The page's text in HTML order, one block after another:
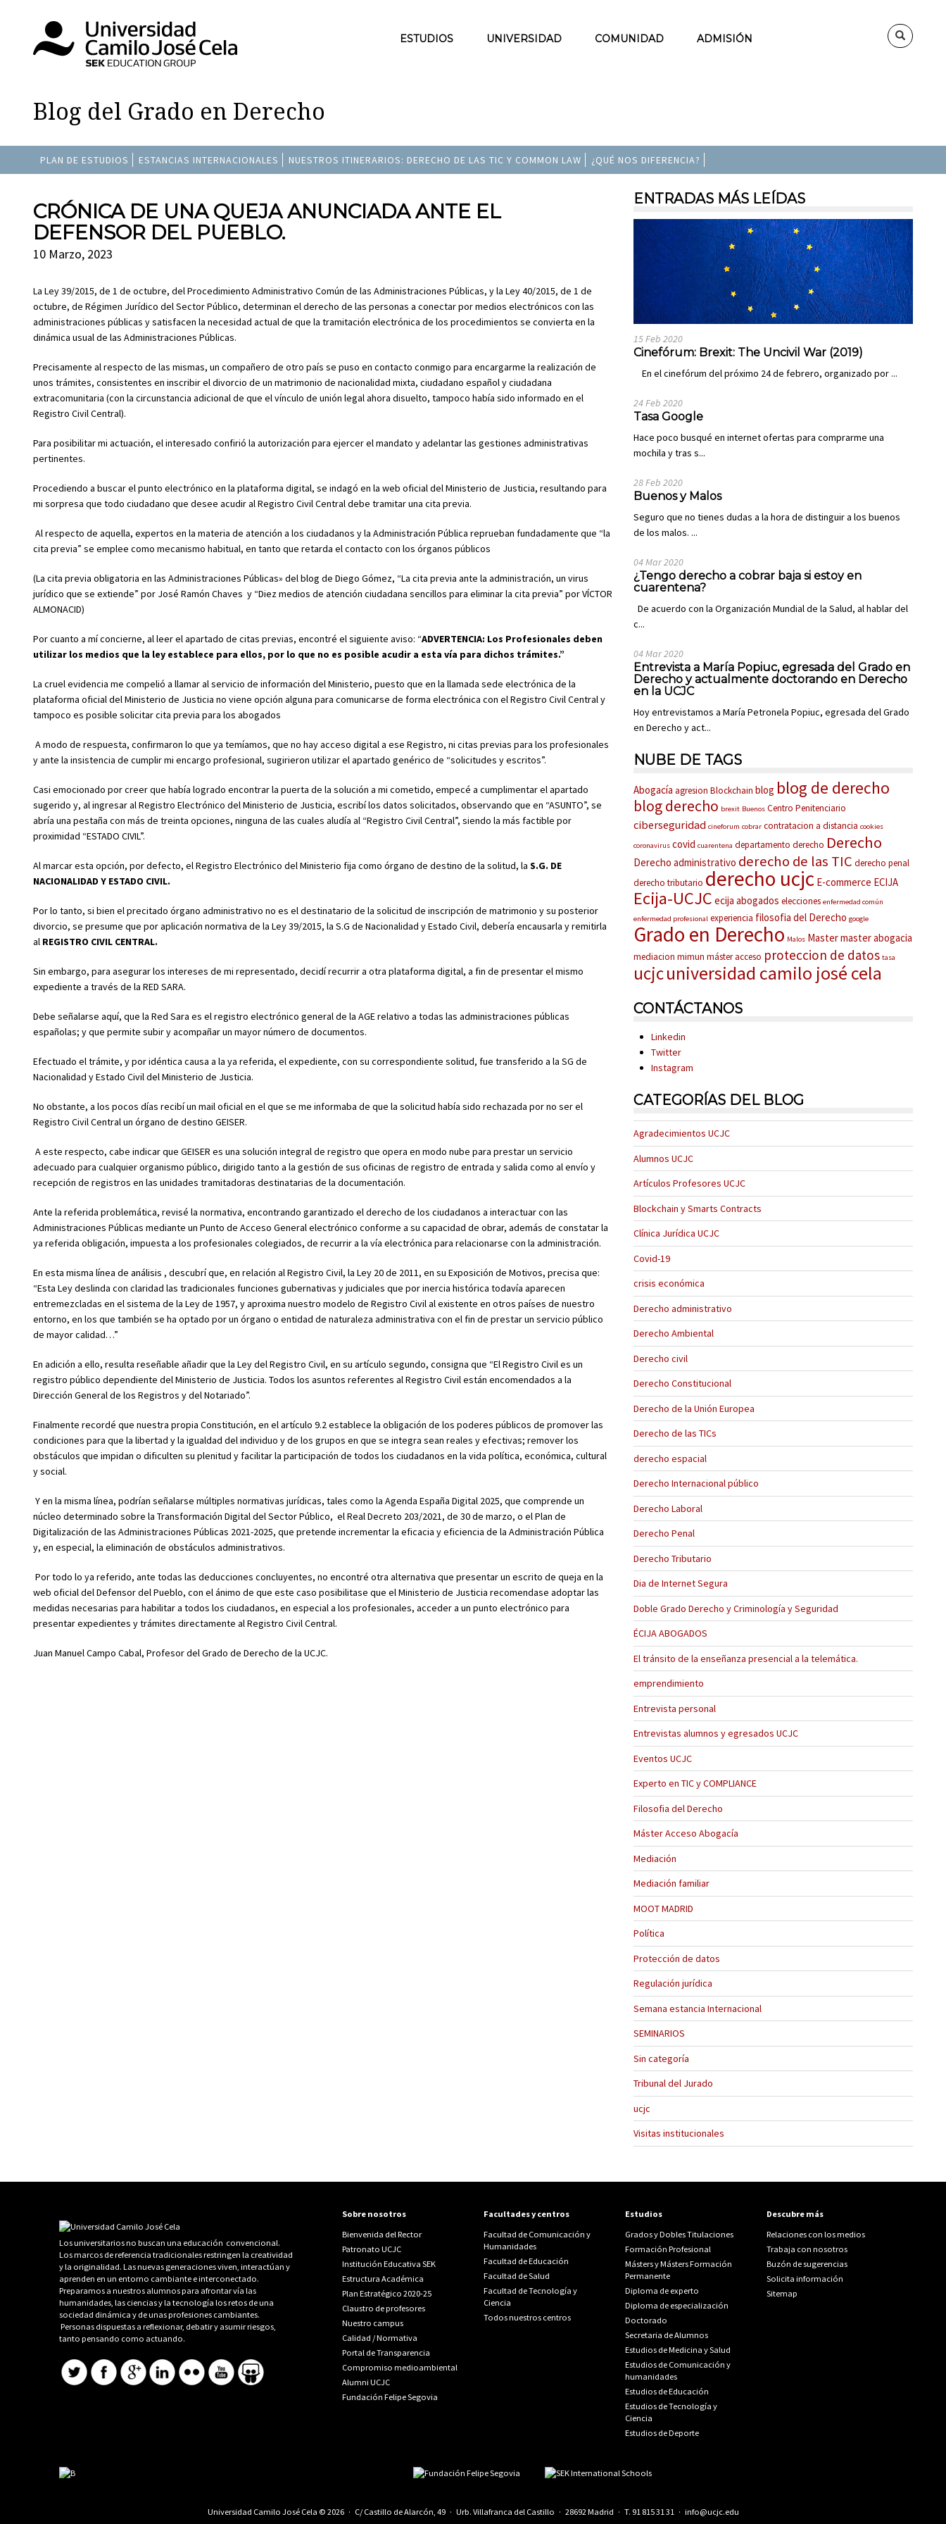
ESTUDIOS UNIVERSIDAD COMUNIDAD ADMISIÓN
Blog del Grado en Derecho
PLAN DE ESTUDIOS ESTANCIAS INTERNACIONALES NUESTROS ITINERARIOS: DERECHO DE LAS TIC Y COMMON LAW ¿QUÉ NOS DIFERENCIA?
CRÓNICA DE UNA QUEJA ANUNCIADA ANTE EL
DEFENSOR DEL PUEBLO.
10 Marzo, 2023
La Ley 39/2015, de 1 de octubre, del Procedimiento Administrativo Común de las Administraciones Públicas, y la Ley 40/2015, de 1 de
octubre, de Régimen Jurídico del Sector Público, determinan el derecho de las personas a conectar por medios electrónicos con las
administraciones públicas y satisfacen la necesidad actual de que la tramitación electrónica de los procedimientos se convierta en la
dinámica usual de las Administraciones Públicas.
Precisamente al respecto de las mismas, un compañero de otro país se puso en contacto conmigo para encargarme la realización de
unos trámites, consistentes en inscribir el divorcio de un matrimonio de nacionalidad mixta, ciudadano español y ciudadana
extracomunitaria (con la circunstancia adicional de que el vínculo de unión legal ahora disuelto, tampoco había sido informado en el
Registro Civil Central).
Para posibilitar mi actuación, el interesado confirió la autorización para ejercer el mandato y adelantar las gestiones administrativas
pertinentes.
Procediendo a buscar el punto electrónico en la plataforma digital, se indagó en la web oficial del Ministerio de Justicia, resultando para
mi sorpresa que todo ciudadano que desee acudir al Registro Civil Central debe tramitar una cita previa.
Al respecto de aquella, expertos en la materia de atención a los ciudadanos y la Administración Pública reprueban fundadamente que “la
cita previa” se emplee como mecanismo habitual, en tanto que retarda el contacto con los órganos públicos
(La cita previa obligatoria en las Administraciones Públicas» del blog de Diego Gómez, “La cita previa ante la administración, un virus
jurídico que se extiende” por José Ramón Chaves y “Diez medios de atención ciudadana sencillos para eliminar la cita previa” por VÍCTOR
ALMONACID)
Por cuanto a mí concierne, al leer el apartado de citas previas, encontré el siguiente aviso: “ADVERTENCIA: Los Profesionales deben
utilizar los medios que la ley establece para ellos, por lo que no es posible acudir a esta vía para dichos trámites.”
La cruel evidencia me compelió a llamar al servicio de información del Ministerio, puesto que en la llamada sede electrónica de la
plataforma oficial del Ministerio de Justicia no viene opción alguna para comunicarse de forma electrónica con el Registro Civil Central y
tampoco es posible solicitar cita previa para los abogados
A modo de respuesta, confirmaron lo que ya temíamos, que no hay acceso digital a ese Registro, ni citas previas para los profesionales
y ante la insistencia de cumplir mi encargo profesional, sugirieron utilizar el apartado genérico de “solicitudes y escritos”.
Casi emocionado por creer que había logrado encontrar la puerta de la solución a mi cometido, empecé a cumplimentar el apartado
sugerido y, al ingresar al Registro Electrónico del Ministerio de Justicia, escribí los datos solicitados, observando que en “ASUNTO”, se
abría una pestaña con más de treinta opciones, ninguna de las cuales aludía al “Registro Civil Central”, siendo la más factible por
proximidad “ESTADO CIVIL”.
Al marcar esta opción, por defecto, el Registro Electrónico del Ministerio fija como órgano de destino de la solitud, la S.G. DE
NACIONALIDAD Y ESTADO CIVIL.
Por lo tanto, si bien el precitado órgano administrativo no es el destinatario de la solicitud de inscripción de matrimonio y su posterior
divorcio, se presume que por aplicación normativa de la Ley 39/2015, la S.G de Nacionalidad y Estado Civil, debería encausarla y remitirla
al REGISTRO CIVIL CENTRAL.
Sin embargo, para asegurar los intereses de mi representado, decidí recurrir a otra plataforma digital, a fin de presentar el mismo
expediente a través de la RED SARA.
Debe señalarse aquí, que la Red Sara es el registro electrónico general de la AGE relativo a todas las administraciones públicas
españolas; y que permite subir y acompañar un mayor número de documentos.
Efectuado el trámite, y por idéntica causa a la ya referida, el expediente, con su correspondiente solitud, fue transferido a la SG de
Nacionalidad y Estado Civil del Ministerio de Justicia.
No obstante, a los pocos días recibí un mail oficial en el que se me informaba de que la solicitud había sido rechazada por no ser el
Registro Civil Central un órgano de destino GEISER.
A este respecto, cabe indicar que GEISER es una solución integral de registro que opera en modo nube para prestar un servicio
adecuado para cualquier organismo público, dirigido tanto a la gestión de sus oficinas de registro de entrada y salida como al envío y
recepción de registros en las unidades tramitadoras destinatarias de la documentación.
Ante la referida problemática, revisé la normativa, encontrando garantizado el derecho de los ciudadanos a interactuar con las
Administraciones Públicas mediante un Punto de Acceso General electrónico conforme a su capacidad de obrar, además de constatar la
ya referida obligación, impuesta a los profesionales colegiados, de recurrir a la vía electrónica para relacionarse con la administración.
En esta misma línea de análisis , descubrí que, en relación al Registro Civil, la Ley 20 de 2011, en su Exposición de Motivos, precisa que:
“Esta Ley deslinda con claridad las tradicionales funciones gubernativas y judiciales que por inercia histórica todavía aparecen
entremezcladas en el sistema de la Ley de 1957, y aproxima nuestro modelo de Registro Civil al existente en otros países de nuestro
entorno, en los que también se ha optado por un órgano o entidad de naturaleza administrativa con el fin de prestar un servicio público
de mayor calidad…”
En adición a ello, resulta reseñable añadir que la Ley del Registro Civil, en su artículo segundo, consigna que “El Registro Civil es un
registro público dependiente del Ministerio de Justicia. Todos los asuntos referentes al Registro Civil están encomendados a la
Dirección General de los Registros y del Notariado”.
Finalmente recordé que nuestra propia Constitución, en el artículo 9.2 establece la obligación de los poderes públicos de promover las
condiciones para que la libertad y la igualdad del individuo y de los grupos en que se integra sean reales y efectivas; remover los
obstáculos que impidan o dificulten su plenitud y facilitar la participación de todos los ciudadanos en la vida política, económica, cultural
y social.
Y en la misma línea, podrían señalarse múltiples normativas jurídicas, tales como la Agenda España Digital 2025, que comprende un
núcleo determinado sobre la Transformación Digital del Sector Público, el Real Decreto 203/2021, de 30 de marzo, o el Plan de
Digitalización de las Administraciones Públicas 2021-2025, que pretende incrementar la eficacia y eficiencia de la Administración Pública
y, en especial, la eliminación de obstáculos administrativos.
Por todo lo ya referido, ante todas las deducciones concluyentes, no encontré otra alternativa que presentar un escrito de queja en la
web oficial del Defensor del Pueblo, con el ánimo de que este caso posibilitase que el Ministerio de Justicia recomendase adoptar las
medidas necesarias para habilitar a todos los ciudadanos, en especial a los profesionales, acceder a un punto electrónico para
presentar expedientes y trámites directamente al Registro Civil Central.
Juan Manuel Campo Cabal, Profesor del Grado de Derecho de la UCJC.
ENTRADAS MÁS LEÍDAS
15 Feb 2020
Cinefórum: Brexit: The Uncivil War (2019)
En el cinefórum del próximo 24 de febrero, organizado por ...
24 Feb 2020
Tasa Google
Hace poco busqué en internet ofertas para comprarme una
mochila y tras s...
28 Feb 2020
Buenos y Malos
Seguro que no tienes dudas a la hora de distinguir a los buenos
de los malos. ...
04 Mar 2020
¿Tengo derecho a cobrar baja si estoy en
cuarentena?
De acuerdo con la Organización Mundial de la Salud, al hablar del
c...
04 Mar 2020
Entrevista a María Popiuc, egresada del Grado en
Derecho y actualmente doctorando en Derecho
en la UCJC
Hoy entrevistamos a María Petronela Popiuc, egresada del Grado
en Derecho y act...
NUBE DE TAGS
Abogacía agresion Blockchain blog blog de derecho
blog derecho brexit Buenos Centro Penitenciario
ciberseguridad cineforum cobrar contratacion a distancia cookies
coronavirus covid cuarentena departamento derecho Derecho
Derecho administrativo derecho de las TIC derecho penal
derecho tributario derecho ucjc E-commerce ECIJA
Ecija-UCJC ecija abogados elecciones enfermedad común
enfermedad profesional experiencia filosofia del Derecho google
Grado en Derecho Malos Mastermaster abogacia
mediacion mimun máster acceso proteccion de datos tasa
ucjcuniversidad camilo josé cela
CONTÁCTANOS
Linkedin
Twitter
Instagram
CATEGORÍAS DEL BLOG
Agradecimientos UCJC
Alumnos UCJC
Artículos Profesores UCJC
Blockchain y Smarts Contracts
Clínica Jurídica UCJC
Covid-19
crisis económica
Derecho administrativo
Derecho Ambiental
Derecho civil
Derecho Constitucional
Derecho de la Unión Europea
Derecho de las TICs
derecho espacial
Derecho Internacional público
Derecho Laboral
Derecho Penal
Derecho Tributario
Dia de Internet Segura
Doble Grado Derecho y Criminología y Seguridad
ÉCIJA ABOGADOS
El tránsito de la enseñanza presencial a la telemática.
emprendimiento
Entrevista personal
Entrevistas alumnos y egresados UCJC
Eventos UCJC
Experto en TIC y COMPLIANCE
Filosofia del Derecho
Máster Acceso Abogacía
Mediación
Mediación familiar
MOOT MADRID
Política
Protección de datos
Regulación jurídica
Semana estancia Internacional
SEMINARIOS
Sin categoría
Tribunal del Jurado
ucjc
Visitas institucionales
Los universitarios no buscan una educación convencional.
Los marcos de referencia tradicionales restringen la creatividad
y la originalidad. Las nuevas generaciones viven, interactúan y
aprenden en un entorno cambiante e interconectado.
Preparamos a nuestros alumnos para afrontar vía las
humanidades, las ciencias y la tecnología los retos de una
sociedad dinámica y de unas profesiones cambiantes.
Personas dispuestas a reflexionar, debatir y asumir riesgos,
tanto pensando como actuando.
Sobre nosotros
Bienvenida del Rector
Patronato UCJC
Institución Educativa SEK
Estructura Académica
Plan Estratégico 2020-25
Claustro de profesores
Nuestro campus
Calidad /Normativa
Portal de Transparencia
Compromiso medioambiental
Alumni UCJC
Fundación Felipe Segovia
Facultades y centros
Facultad de Comunicación y
Humanidades
Facultad de Educación
Facultad de Salud
Facultad de Tecnología y
Ciencia
Todos nuestros centros
Estudios
Grados y Dobles Titulaciones
Formación Profesional
Másters y Másters Formación
Permanente
Diploma de experto
Diploma de especialización
Doctorado
Secretaria de Alumnos
Estudios de Medicina y Salud
Estudios de Comunicación y
humanidades
Estudios de Educación
Estudios de Tecnología y
Ciencia
Estudios de Deporte
Descubre más
Relaciones con los medios
Trabaja con nosotros
Buzón de sugerencias
Solicita información
Sitemap
Universidad Camilo José Cela © 2026 · C/ Castillo de Alarcón, 49 · Urb. Villafranca del Castillo · 28692 Madrid · T. 91 815 31 31 · info@ucjc.edu